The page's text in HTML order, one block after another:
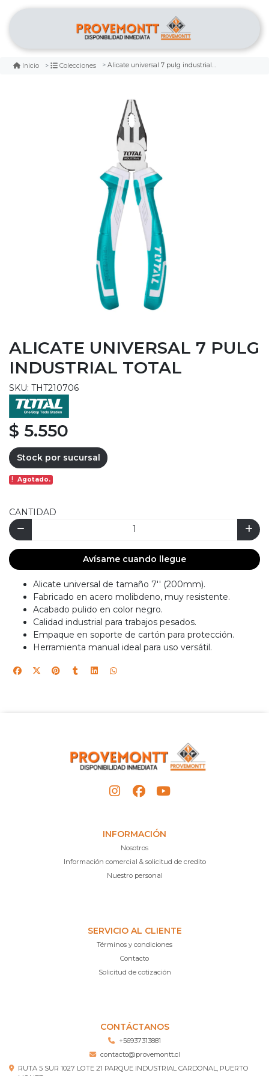
Inicio Colecciones Alicate universal 7 pulg industrial total
ALICATE UNIVERSAL 7 PULG
INDUSTRIAL TOTAL
SKU: THT210706
$ 5.550
Stock por sucursal
Agotado.
CANTIDAD
Avísame cuando llegue
Alicate universal de tamaño 7'' (200mm).
Fabricado en acero molibdeno, muy resistente.
Acabado pulido en color negro.
Calidad industrial para trabajos pesados.
Empaque en soporte de cartón para protección.
Herramienta manual ideal para uso versátil.
INFORMACIÓN
Nosotros
Información comercial & solicitud de credito
Nuestro personal
SERVICIO AL CLIENTE
Términos y condiciones
Contacto
Solicitud de cotización
CONTÁCTANOS
+56937313881
contacto@provemontt.cl
RUTA 5 SUR 1027 LOTE 21 PARQUE INDUSTRIAL CARDONAL, PUERTO